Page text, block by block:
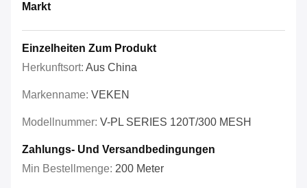
Markt
Einzelheiten Zum Produkt
Herkunftsort: Aus China
Markenname: VEKEN
Modellnummer: V-PL SERIES 120T/300 MESH
Zahlungs- Und Versandbedingungen
Min Bestellmenge: 200 Meter